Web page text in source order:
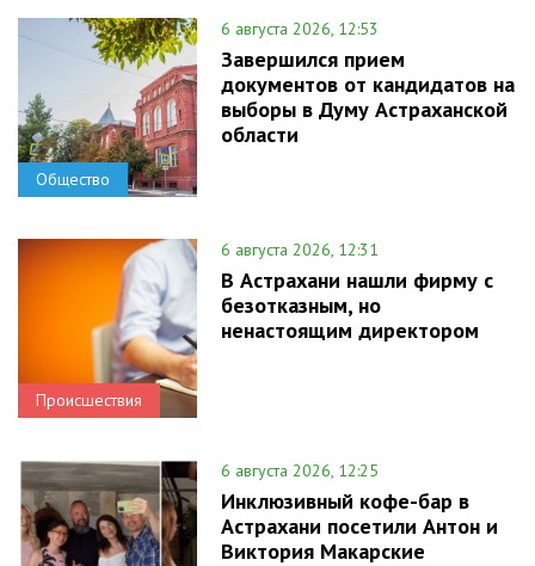
Общество
6 августа 2026, 12:53
Завершился прием
документов от кандидатов на
выборы в Думу Астраханской
области
Происшествия
6 августа 2026, 12:31
В Астрахани нашли фирму с
безотказным, но
ненастоящим директором
6 августа 2026, 12:25
Инклюзивный кофе-бар в
Астрахани посетили Антон и
Виктория Макарские